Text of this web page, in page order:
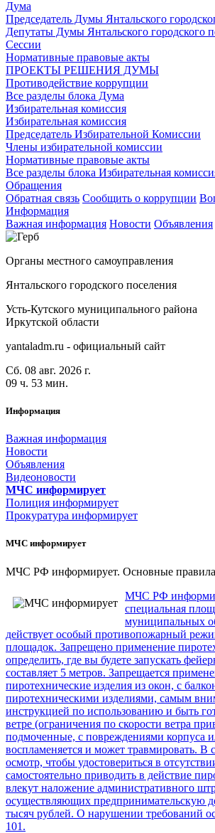
Дума
Председатель Думы Янтальского
Депутаты Думы Янтальского городского
Сессии
Нормативные правовые акты
ПРОЕКТЫ РЕШЕНИЯ ДУМЫ
Противодействие коррупции
Все разделы блока Дума
Избирательная комиссия
Избирательная комиссия
Председатель Избирательной Комиссии
Члены избирательной комиссии
Нормативные правовые акты
Все разделы блока Избирательная
Обращения
Обратная связь Сообщить о коррупции
Информация
Важная информация Новости Объявления
Органы местного самоуправления
Янтальского городского поселения
Усть-Кутского муниципального района
Иркутской области
yantaladm.ru - официальный сайт
Сб. 08 авг. 2026 г.
09 ч. 53 мин.
Информация
Важная информация
Новости
Объявления
Видеоновости
МЧС информирует
Полиция информирует
Прокуратура информирует
МЧС информирует
МЧС РФ информирует. Основные правила
МЧС РФ
специальная
муниципальных
действует особый противопожарный
площадок. Запрещено применение
определить, где вы будете запускать
составляет 5 метров. Запрещается
пиротехнические изделия из окон, с
пиротехническими изделиями, самым
инструкцией по использованию и быть
ветре (ограничения по скорости ветра
подмоченные, с повреждениями корпуса
воспламеняется и может травмировать. В
осмотр, чтобы удостовериться в
самостоятельно приводить в действие
влекут наложение административного
осуществляющих предпринимательскую
тысяч рублей. О нарушении требований
101.